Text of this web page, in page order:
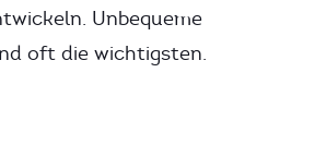
Unbequeme
oft die wichtigsten.